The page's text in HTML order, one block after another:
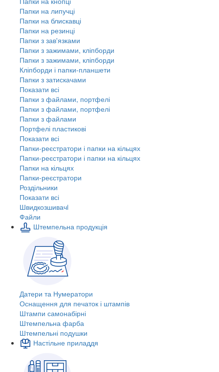
Папки на липучці
Папки на блискавці
Папки на резинці
Папки з зав'язками
Папки з зажимами, кліпборди
Папки з зажимами, кліпборди
Кліпборди і папки-планшети
Папки з затискачами
Показати всі
Папки з файлами, портфелі
Папки з файлами, портфелі
Папки з файлами
Портфелі пластикові
Показати всі
Папки-реєстратори і папки на кільцях
Папки-реєстратори і папки на кільцях
Папки на кільцях
Папки-реєстратори
Роздільники
Показати всі
Швидкозшивачi
Файли
Штемпельна продукція
Датери та Нумератори
Оснащення для печаток і штампів
Штампи самонабірні
Штемпельна фарба
Штемпельні подушки
Настільне приладдя